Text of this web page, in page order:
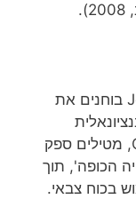
Jentleson and Whytock (2005/06) בוחנים את
כמקרה ספציפי – וכמו George (1991), מטילים ספק
הכופה', תוך
בכוח צבאי.